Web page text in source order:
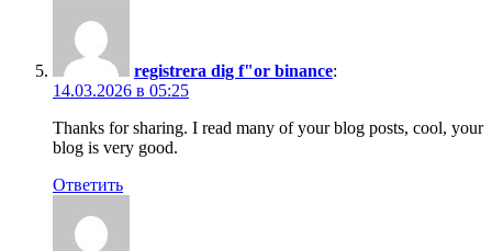
registrera dig f"or binance:
14.03.2026 в 05:25
Thanks for sharing. I read many of your blog posts, cool, your
blog is very good.
Ответить